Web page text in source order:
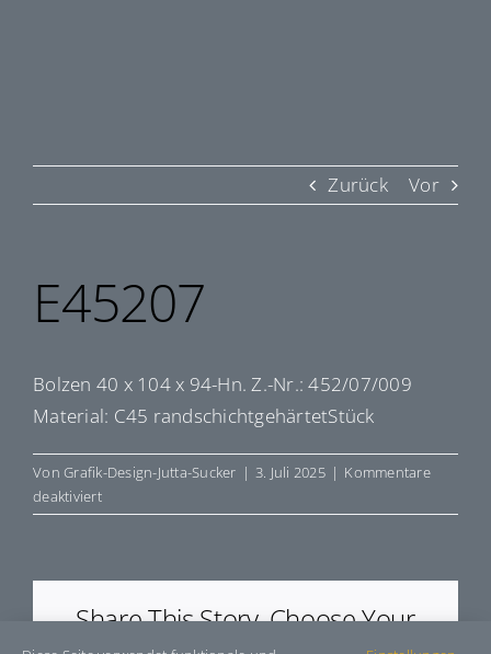
Zurück Vor
E45207
Bolzen 40 x 104 x 94-Hn. Z.-Nr.: 452/07/009
Material: C45 randschichtgehärtetStück
VonGrafik-Design-Jutta-Sucker | 3. Juli 2025 | Kommentare
deaktiviertfür
E45207
Share This Story, Choose Your